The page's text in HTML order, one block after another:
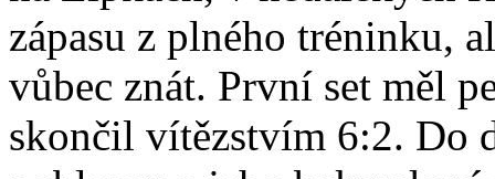
zápasu z plného tréninku,
vůbec znát. První set měl
skončil vítězstvím 6:2. Do